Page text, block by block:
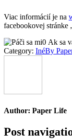
Viac informácií je na
facebookovej stránke
0 Ak sa
Category: InéBy
Author: Paper Life
Post